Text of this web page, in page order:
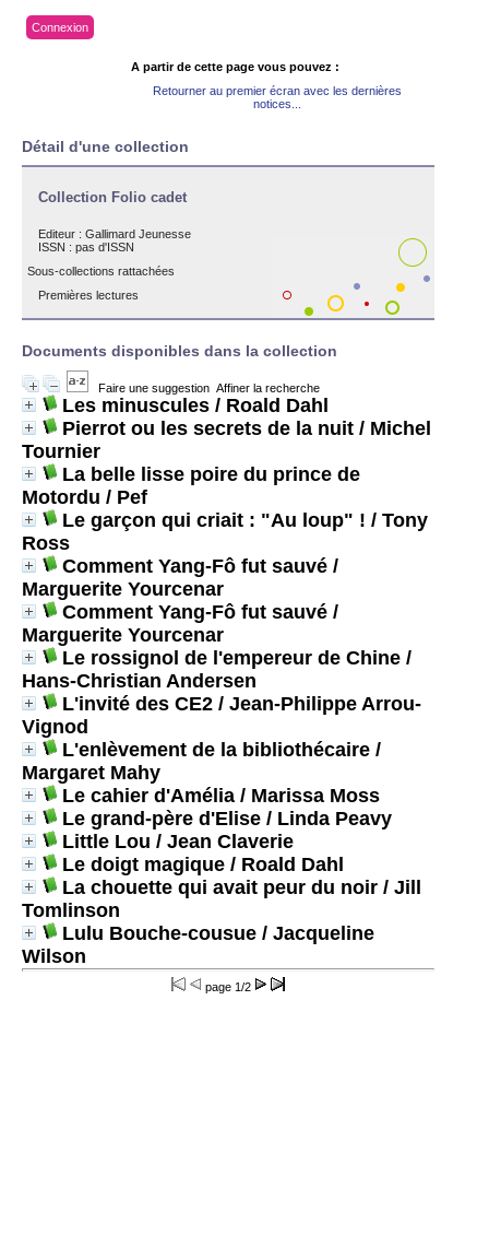
Connexion
A partir de cette page vous pouvez :
Retourner au premier écran avec les dernières
notices...
Détail d'une collection
Collection Folio cadet
Editeur : Gallimard Jeunesse
ISSN : pas d'ISSN
Sous-collections rattachées
Premières lectures
Documents disponibles dans la collection
Faire une suggestion Affiner la recherche
Les minuscules / Roald Dahl
Pierrot ou les secrets de la nuit / Michel
Tournier
La belle lisse poire du prince de
Motordu / Pef
Le garçon qui criait : "Au loup" ! / Tony
Ross
Comment Yang-Fô fut sauvé /
Marguerite Yourcenar
Comment Yang-Fô fut sauvé /
Marguerite Yourcenar
Le rossignol de l'empereur de Chine /
Hans-Christian Andersen
L'invité des CE2 / Jean-Philippe Arrou-
Vignod
L'enlèvement de la bibliothécaire /
Margaret Mahy
Le cahier d'Amélia / Marissa Moss
Le grand-père d'Elise / Linda Peavy
Little Lou / Jean Claverie
Le doigt magique / Roald Dahl
La chouette qui avait peur du noir / Jill
Tomlinson
Lulu Bouche-cousue / Jacqueline
Wilson
page 1/2